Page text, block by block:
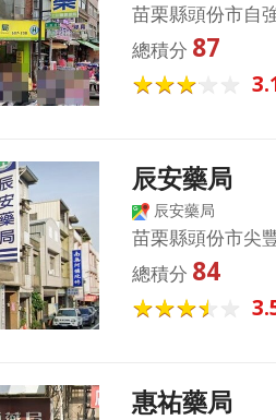
苗栗縣頭份市自
總積分 87
辰安藥局
辰安藥局
苗栗縣頭份市尖
總積分 84
惠祐藥局